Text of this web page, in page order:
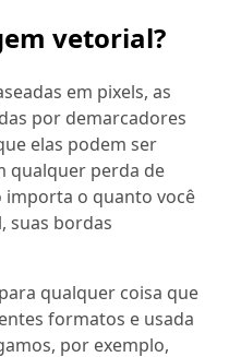
vetorial?
em pixels, as
por demarcadores
elas podem ser
qualquer perda de
importa o quanto você
suas bordas
qualquer coisa que
formatos e usada
por exemplo,